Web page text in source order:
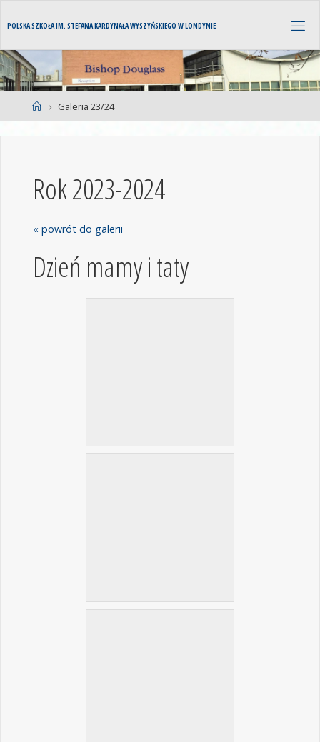
POLSKA SZKOŁA IM. STEFANA KARDYNAŁA WYSZYŃSKIEGO W LONDYNIE
Galeria 23/24
Rok 2023-2024
« powrót do galerii
Dzień mamy i taty